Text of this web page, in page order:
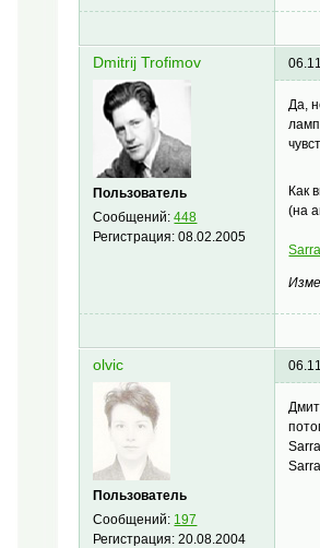
Dmitrij Trofimov
Пользователь
Сообщений:448
Регистрация:08.02.2005
Да,
Как
(на
olvic
Пользователь
Сообщений: 197
Регистрация:20.08.2004